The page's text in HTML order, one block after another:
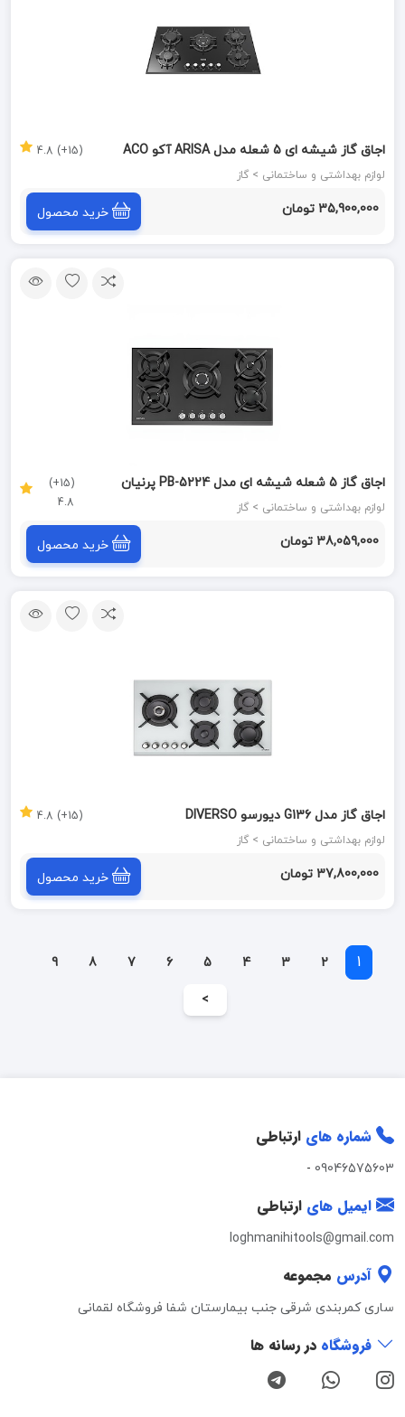
اجاق گاز شیشه ای 5 شعله مدل ARISA آکو ACO
لوازم بهداشتی و ساختمانی > گاز
(15+) 4.8
35,900,000 تومان خرید محصول
اجاق گاز 5 شعله شیشه ای مدل PB-5224 پرنیان
PARNIAN STEEL
لوازم بهداشتی و ساختمانی > گاز
(15+)
4.8
38,059,000 تومان خرید محصول
اجاق گاز مدل G136 دیورسو DIVERSO
لوازم بهداشتی و ساختمانی > گاز
(15+) 4.8
37,800,000 تومان خرید محصول
1
2
3
4
5
6
7
8
9
>
شماره های ارتباطی
09046575603
-
ایمیل های ارتباطی
loghmanihitools@gmail.com
آدرس مجموعه
ساری کمربندی شرقی جنب بیمارستان شفا فروشگاه لقمانی
فروشگاه در رسانه ها